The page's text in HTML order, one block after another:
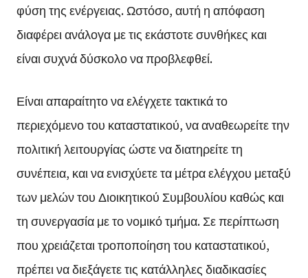
φύση της ενέργειας. Ωστόσο, αυτή η απόφαση
διαφέρει ανάλογα με τις εκάστοτε συνθήκες και
είναι συχνά δύσκολο να προβλεφθεί.
Είναι απαραίτητο να ελέγχετε τακτικά το
περιεχόμενο του καταστατικού, να αναθεωρείτε την
πολιτική λειτουργίας ώστε να διατηρείτε τη
συνέπεια, και να ενισχύετε τα μέτρα ελέγχου μεταξύ
των μελών του Διοικητικού Συμβουλίου καθώς και
τη συνεργασία με το νομικό τμήμα. Σε περίπτωση
που χρειάζεται τροποποίηση του καταστατικού,
πρέπει να διεξάγετε τις κατάλληλες διαδικασίες